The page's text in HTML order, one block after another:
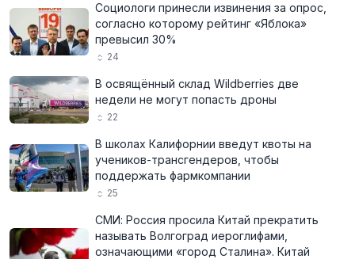
Социологи принесли извинения за опрос,
согласно которому рейтинг «Яблока»
превысил 30%
24
В освящённый склад Wildberries две
недели не могут попасть дроны
22
В школах Калифорнии введут квоты на
учеников-трансгендеров, чтобы
поддержать фармкомпании
25
СМИ: Россия просила Китай прекратить
называть Волгоград иероглифами,
означающими «город Сталина». Китай